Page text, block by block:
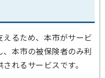
るため、本市がサービ
本市の被保険者のみ利
れるサービスです。